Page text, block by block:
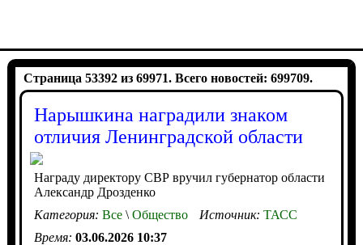
Страница 53392 из 69971. Всего новостей: 699709.
Нарышкина наградили знаком
отличия Ленинградской области
Награду директору СВР вручил губернатор области
Александр Дрозденко
Категория: Все\Общество Источник: ТАСС
Время: 03.06.2026 10:37